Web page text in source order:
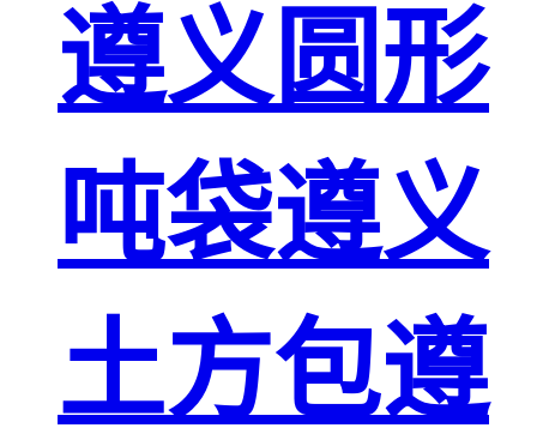
遵义圆形
吨袋遵义
土方包遵